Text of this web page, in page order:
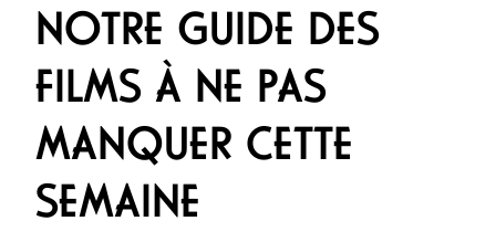
NOTRE GUIDE DES
FILMS À NE PAS
MANQUER CETTE
SEMAINE